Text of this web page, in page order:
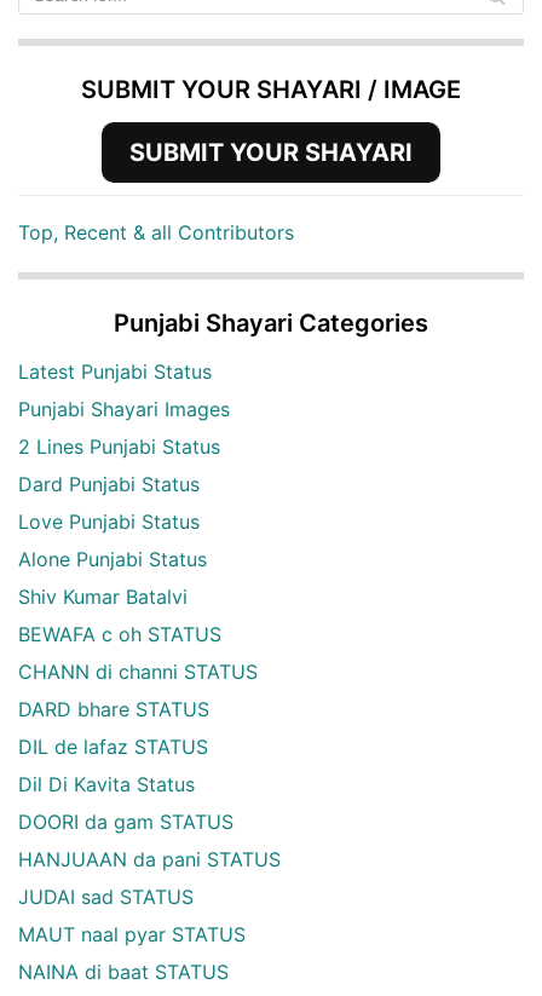
SUBMIT YOUR SHAYARI / IMAGE
SUBMIT YOUR SHAYARI
Top, Recent & all Contributors
Punjabi Shayari Categories
Latest Punjabi Status
Punjabi Shayari Images
2 Lines Punjabi Status
Dard Punjabi Status
Love Punjabi Status
Alone Punjabi Status
Shiv Kumar Batalvi
BEWAFA c oh STATUS
CHANN di channi STATUS
DARD bhare STATUS
DIL de lafaz STATUS
Dil Di Kavita Status
DOORI da gam STATUS
HANJUAAN da pani STATUS
JUDAI sad STATUS
MAUT naal pyar STATUS
NAINA di baat STATUS